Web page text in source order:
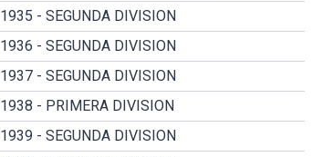
1935 - SEGUNDA DIVISION
1936 - SEGUNDA DIVISION
1937 - SEGUNDA DIVISION
1938 - PRIMERA DIVISION
1939 - SEGUNDA DIVISION